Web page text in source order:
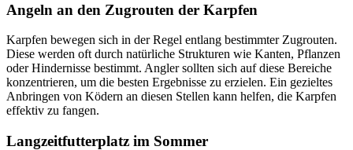
Angeln an den Zugrouten der Karpfen
Karpfen bewegen sich in der Regel entlang bestimmter Zugrouten.
Diese werden oft durch natürliche Strukturen wie Kanten, Pflanzen
oder Hindernisse bestimmt. Angler sollten sich auf diese Bereiche
konzentrieren, um die besten Ergebnisse zu erzielen. Ein gezieltes
Anbringen von Ködern an diesen Stellen kann helfen, die Karpfen
effektiv zu fangen.
Langzeitfutterplatz im Sommer